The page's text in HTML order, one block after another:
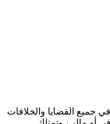
جميع القضايا والخلافات